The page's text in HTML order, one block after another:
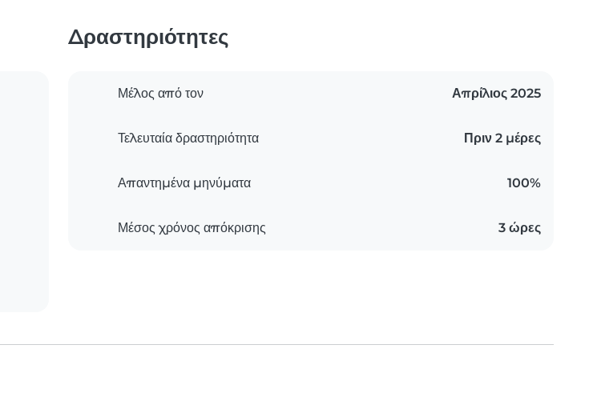
Δραστηριότητες
Μέλος από τον Απρίλιος 2025
Τελευταία δραστηριότητα Πριν 2 μέρες
Απαντημένα μηνύματα 100%
Μέσος χρόνος απόκρισης 3 ώρες